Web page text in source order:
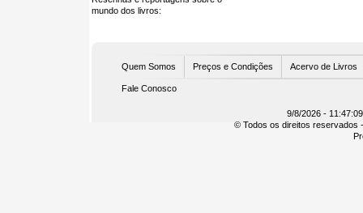
mundo dos livros:
Quem Somos Preços e Condições Acervo de Livros
Fale Conosco
9/8/2026 -
© Todos os direitos reservados